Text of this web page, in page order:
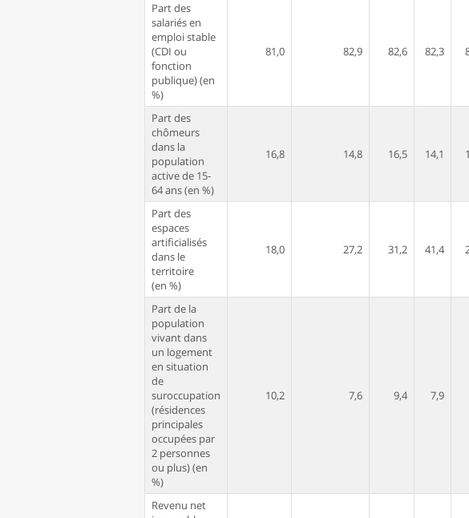
Part des
salariés en
emploi stable
(CDI ou
fonction
publique) (en
%)
81,0 82,9 82,6 82,3
Part des
chômeurs
dans la
population
active de 15-
64 ans (en %)
16,8 14,8 16,5 14,1
Part des
espaces
artificialisés
dans le
territoire
(en %)
18,0 27,2 31,2 41,4
Part de la
population
vivant dans
un logement
en situation
de
suroccupation
(résidences
principales
occupées par
2 personnes
ou plus) (en
%)
10,2 7,6 9,4 7,9
Revenu net